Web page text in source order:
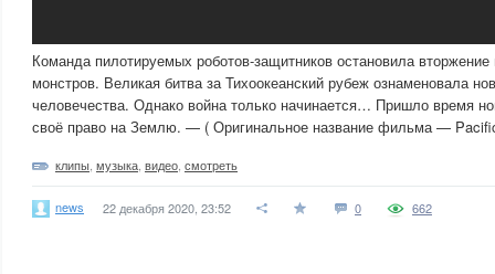
Команда пилотируемых роботов-защитников остановила вторжение
монстров. Великая битва за Тихоокеанский рубеж ознаменовала
человечества. Однако война только начинается… Пришло время
своё право на Землю. — ( Оригинальное название фильма —
клипы музыка видео смотреть
news 22 декабря 2020, 23:52 0 662